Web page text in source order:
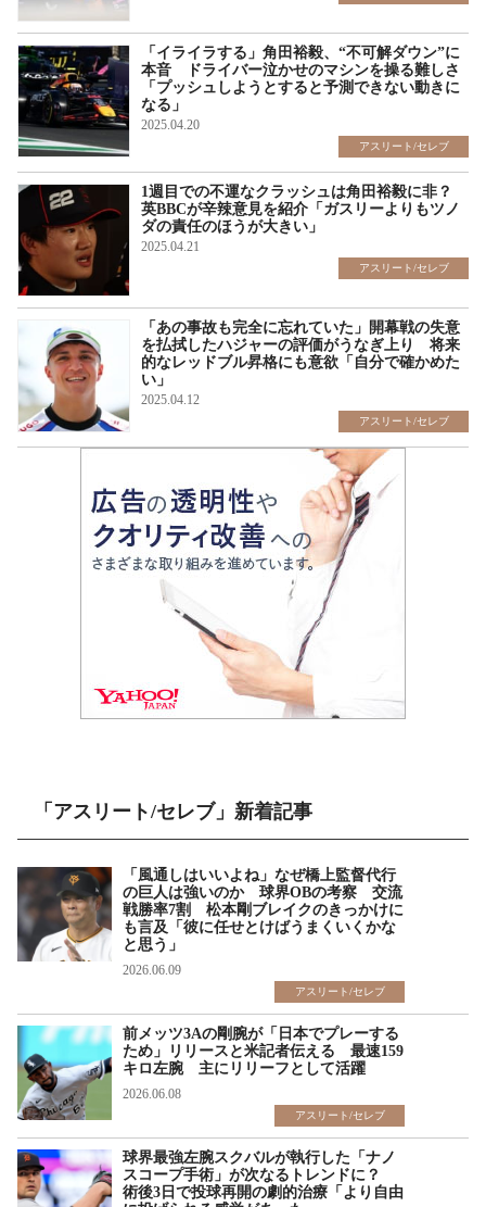
「イライラする」角田裕毅、“不可解ダウン”に
本音 ドライバー泣かせのマシンを操る難しさ
「プッシュしようとすると予測できない動きに
なる」
2025.04.20
アスリート/セレブ
1週目での不運なクラッシュは角田裕毅に非？
英BBCが辛辣意見を紹介「ガスリーよりもツノ
ダの責任のほうが大きい」
2025.04.21
アスリート/セレブ
「あの事故も完全に忘れていた」開幕戦の失意
を払拭したハジャーの評価がうなぎ上り 将来
的なレッドブル昇格にも意欲「自分で確かめた
い」
2025.04.12
アスリート/セレブ
「アスリート/セレブ」新着記事
「風通しはいいよね」なぜ橋上監督代行
の巨人は強いのか 球界OBの考察 交流
戦勝率7割 松本剛ブレイクのきっかけに
も言及「彼に任せとけばうまくいくかな
と思う」
2026.06.09
アスリート/セレブ
前メッツ3Aの剛腕が「日本でプレーする
ため」リリースと米記者伝える 最速159
キロ左腕 主にリリーフとして活躍
2026.06.08
アスリート/セレブ
球界最強左腕スクバルが執行した「ナノ
スコープ手術」が次なるトレンドに？
術後3日で投球再開の劇的治療「より自由